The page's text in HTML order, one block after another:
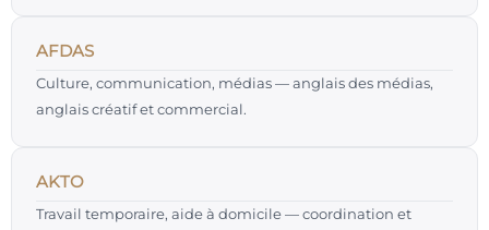
AFDAS
Culture, communication, médias — anglais des médias,
anglais créatif et commercial.
AKTO
Travail temporaire, aide à domicile — coordination et